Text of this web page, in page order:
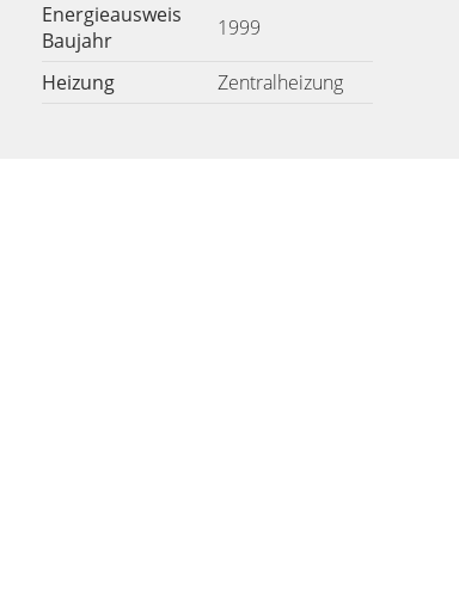
Energieausweis
Baujahr
1999
Heizung Zentralheizung